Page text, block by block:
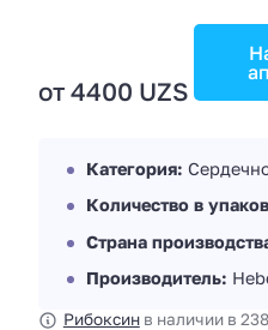
от 4400 UZS
Категория:
Количество в
Страна
Производитель:
Рибоксинв наличии в